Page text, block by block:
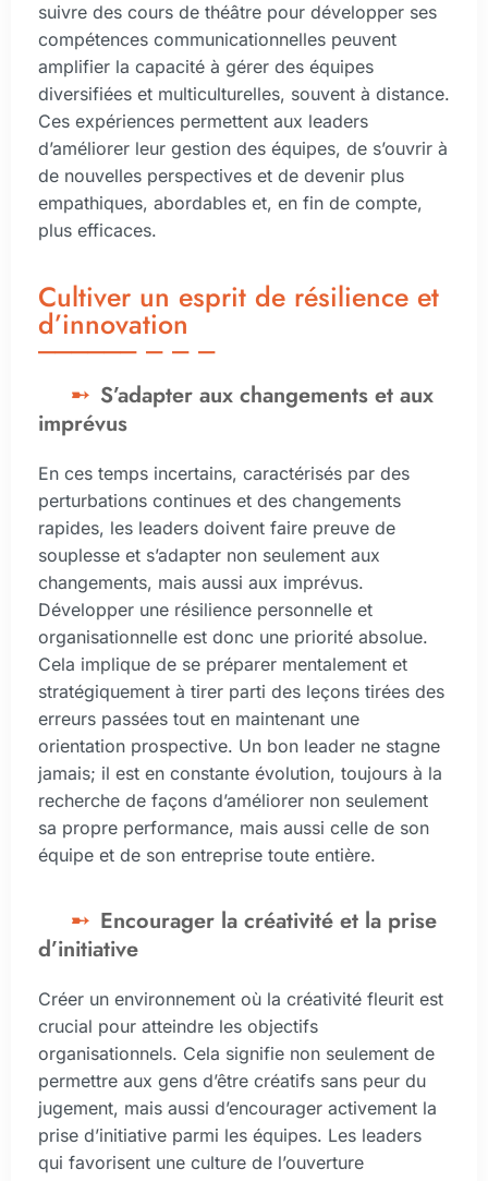
suivre des cours de théâtre pour développer ses
compétences communicationnelles peuvent
amplifier la capacité à gérer des équipes
diversifiées et multiculturelles, souvent à distance.
Ces expériences permettent aux leaders
d’améliorer leur gestion des équipes, de s’ouvrir à
de nouvelles perspectives et de devenir plus
empathiques, abordables et, en fin de compte,
plus efficaces.
Cultiver un esprit de résilience et
d’innovation
S’adapter aux changements et aux
imprévus
En ces temps incertains, caractérisés par des
perturbations continues et des changements
rapides, les leaders doivent faire preuve de
souplesse et s’adapter non seulement aux
changements, mais aussi aux imprévus.
Développer une résilience personnelle et
organisationnelle est donc une priorité absolue.
Cela implique de se préparer mentalement et
stratégiquement à tirer parti des leçons tirées des
erreurs passées tout en maintenant une
orientation prospective. Un bon leader ne stagne
jamais; il est en constante évolution, toujours à la
recherche de façons d’améliorer non seulement
sa propre performance, mais aussi celle de son
équipe et de son entreprise toute entière.
Encourager la créativité et la prise
d’initiative
Créer un environnement où la créativité fleurit est
crucial pour atteindre les objectifs
organisationnels. Cela signifie non seulement de
permettre aux gens d’être créatifs sans peur du
jugement, mais aussi d’encourager activement la
prise d’initiative parmi les équipes. Les leaders
qui favorisent une culture de l’ouverture